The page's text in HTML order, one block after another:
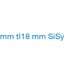
tl18 mm SiSy